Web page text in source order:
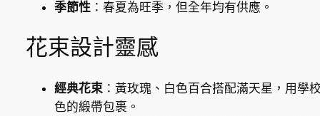
季節性：春夏為旺季，但全年均有供應。
花束設計靈感
經典花束：黃玫瑰、白色百合搭配滿天星，用學
色的緞帶包裹。